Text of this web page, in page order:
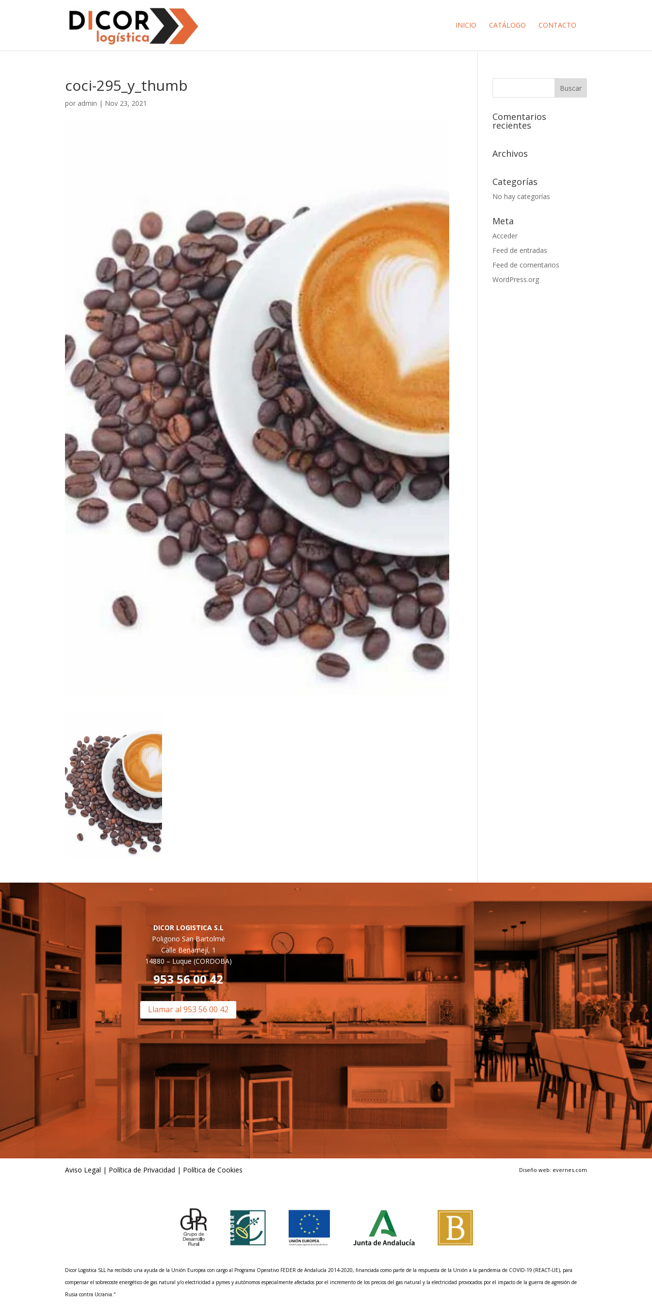
INICIO CATÁLOGO CONTACTO
coci-295_y_thumb
por admin | Nov 23, 2021
Comentarios
recientes
Archivos
Categorías
No hay categorías
Meta
Acceder
Feed de entradas
Feed de comentarios
WordPress.org
DICOR LOGISTICA S.L
Poligono San Bartolmé
Calle Benamejí, 1
14880 –Luque (CORDOBA)
953 56 00 42
Llamar al 953 56 00 42
Aviso Legal | Política de Privacidad | Política de Cookies Diseño web: evernes.com
Dicor Logistica SLL ha recibido una ayuda de la Unión Europea con cargo al Programa Operativo FEDER de Andalucía 2014-2020, financiada como parte de la respuesta de la Unión a la pandemia de COVID-19 (REACT-UE), para
compensar el sobrecoste energético de gas natural y/o electricidad a pymes y autónomos especialmente afectados por el incremento de los precios del gas natural y la electricidad provocados por el impacto de la guerra de agresión de
Rusia contra Ucrania.“